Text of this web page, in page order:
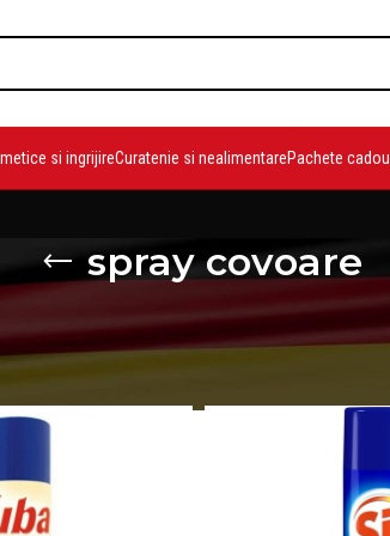
si ingrijireCuratenie si nealimentarePachete cadou
spray covoare
etichetate „spray covoare”